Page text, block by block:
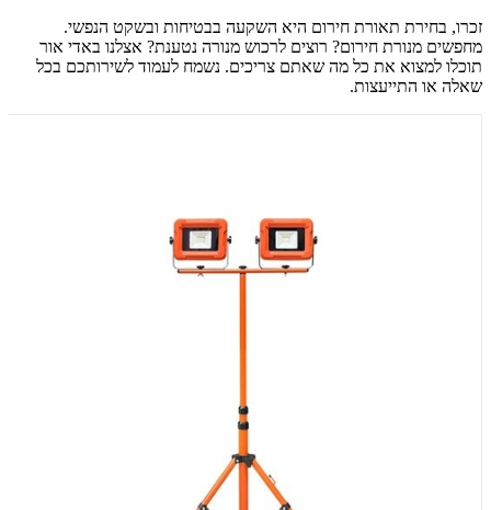
זכרו, בחירת תאורת חירום היא השקעה בבטיחות ובשקט הנפשי.
מחפשים מנורת חירום? רוצים לרכוש מנורה נטענת? אצלנו באדי אור
תוכלו למצוא את כל מה שאתם צריכים. נשמח לעמוד לשירותכם בכל
שאלה או התייעצות.